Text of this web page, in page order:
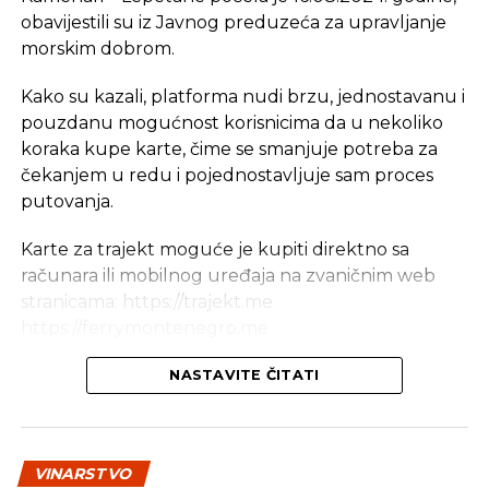
Wizz Air-a takođe napominje da dostupnost
sjedišta nije garantovana za članove i da će zavisiti
od„različitih spoljašnjih i unutrašnjih
faktora“.BIZLife
obavijestili su iz Javnog preduzeća za upravljanje
morskim dobrom.
Kako su kazali, platforma nudi brzu, jednostavanu i
pouzdanu mogućnost korisnicima da u nekoliko
koraka kupe karte, čime se smanjuje potreba za
čekanjem u redu i pojednostavljuje sam proces
putovanja.
Karte za trajekt moguće je kupiti direktno sa
računara ili mobilnog uređaja na zvaničnim web
stranicama: https://trajekt.me
– Ova inicijativa u saradnji sa M&I Systems
u modernizaciji i digitalizaciji naših usluga,
kupovinu karata putem interneta. Naš cilj je da
NASTAVITE ČITATI
VINARSTVO